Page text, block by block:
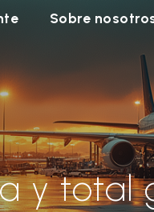
Sobre
y total